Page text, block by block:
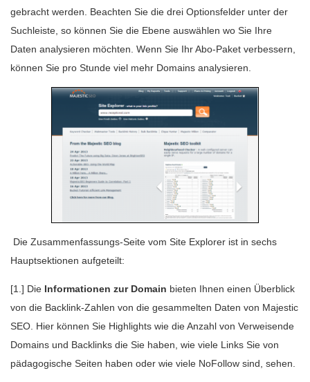
gebracht werden. Beachten Sie die drei Optionsfelder unter der
Suchleiste, so können Sie die Ebene auswählen wo Sie Ihre
Daten analysieren möchten. Wenn Sie Ihr Abo-Paket verbessern,
können Sie pro Stunde viel mehr Domains analysieren.
Die Zusammenfassungs-Seite vom Site Explorer ist in sechs
Hauptsektionen aufgeteilt:
[1.] Die Informationen zur Domain bieten Ihnen einen Überblick
von die Backlink-Zahlen von die gesammelten Daten von Majestic
SEO. Hier können Sie Highlights wie die Anzahl von Verweisende
Domains und Backlinks die Sie haben, wie viele Links Sie von
pädagogische Seiten haben oder wie viele NoFollow sind, sehen.